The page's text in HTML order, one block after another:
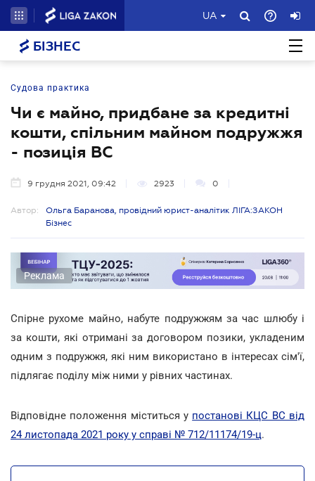
UA
БІЗНЕС
Судова практика
Чи є майно, придбане за кредитні
кошти, спільним майном подружжя
- позиція ВС
9 грудня 2021, 09:42 2923 0
Автор:
Ольга Баранова, провідний юрист-аналітик ЛІГА:ЗАКОН
Бізнес
Реклама
Спірне рухоме майно, набуте подружжям за час шлюбу і
за кошти, які отримані за договором позики, укладеним
одним з подружжя, які ним використано в інтересах сім'ї,
підлягає поділу між ними у рівних частинах.
Відповідне положення міститься у постанові КЦС ВС від
24 листопада 2021 року у справі № 712/11174/19-ц.